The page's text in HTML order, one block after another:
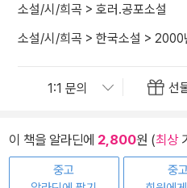
소설/시/희곡 > 호러.공포소설
소설/시/희곡 > 한국소설 > 2000
선
이 책을 알라딘에 2,800원 (최상
중고
중